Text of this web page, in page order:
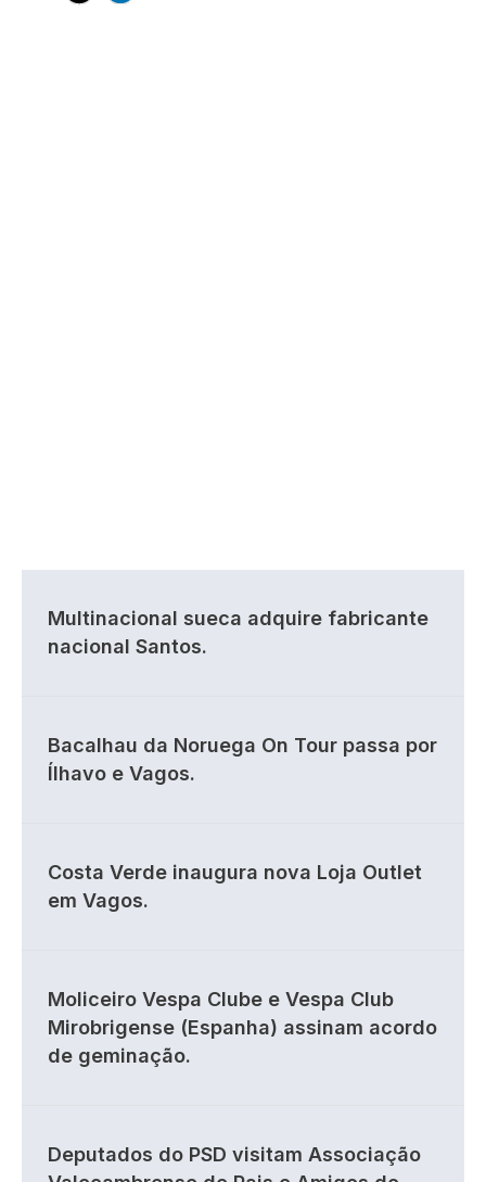
Multinacional sueca adquire fabricante
nacional Santos.
Bacalhau da Noruega On Tour passa por
Ílhavo e Vagos.
Costa Verde inaugura nova Loja Outlet
em Vagos.
Moliceiro Vespa Clube e Vespa Club
Mirobrigense (Espanha) assinam acordo
de geminação.
Deputados do PSD visitam Associação